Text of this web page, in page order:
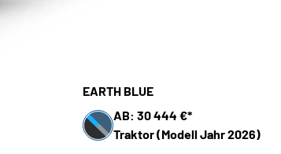
EARTH BLUE
AB: 30 444 €*
Traktor (Modell Jahr 2026)